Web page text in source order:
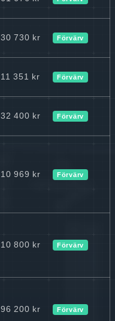
30 730 kr Förvärv
11 351 kr Förvärv
32 400 kr Förvärv
10 969 kr Förvärv
10 800 kr Förvärv
96 200 kr Förvärv